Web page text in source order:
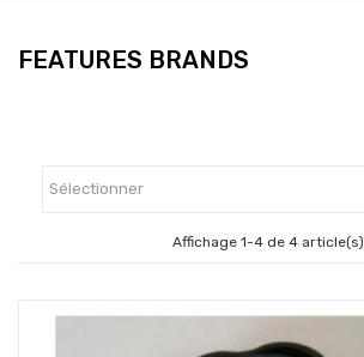
FEATURES BRANDS
Sélectionner
Affichage 1-4 de 4 article(s)